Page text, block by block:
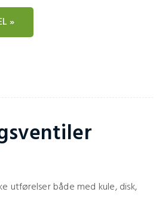
»
utførelser både med kule, disk,